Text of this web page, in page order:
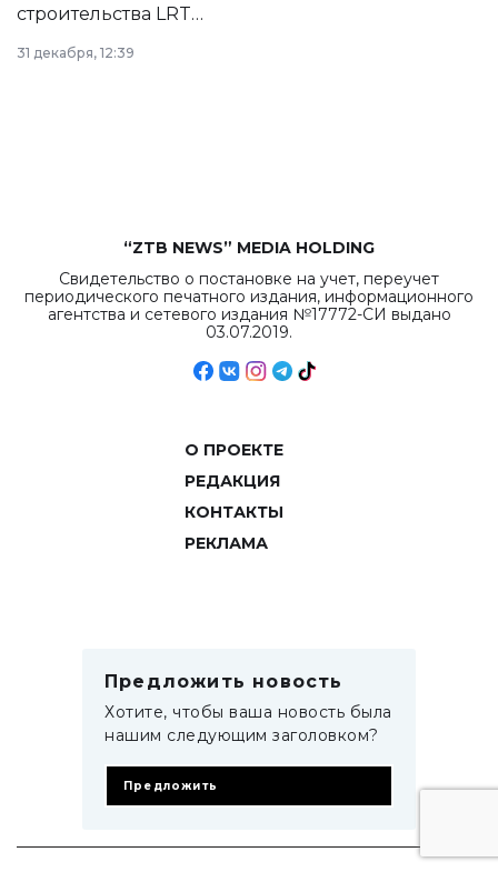
строительства LRT
в Астане из
республиканского
31 декабря, 12:39
“ZTB NEWS” MEDIA HOLDING
Свидетельство о постановке на учет, переучет
периодического печатного издания, информационного
агентства и сетевого издания №17772-СИ выдано
03.07.2019.
О ПРОЕКТЕ
РЕДАКЦИЯ
КОНТАКТЫ
РЕКЛАМА
Предложить новость
Хотите, чтобы ваша новость была
нашим следующим заголовком?
Предложить